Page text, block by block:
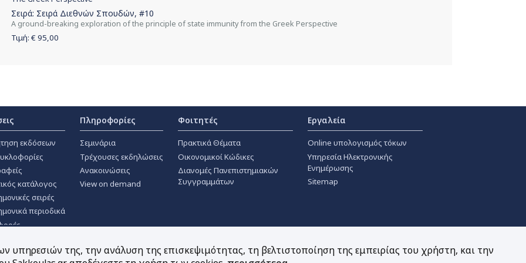
Σειρά: Σειρά Διεθνών Σπουδών, #10
Α ground-breaking exploration of the principle of state immunity from the Greek Perspective
Τιμή: € 95,00
εκδόσεων
κατάλογος
σειρές
περιοδικά
Πληροφορίες
Σεμινάρια
Τρέχουσες εκδηλώσεις
Ανακοινώσεις
View on demand
Φοιτητές
Πρακτικά Θέματα
Οικονομικοί Κώδικες
Διανομές Πανεπιστημιακών
Συγγραμμάτων
Εργαλεία
Online υπολογισμός τόκων
Υπηρεσία Ηλεκτρονικής
Ενημέρωσης
Sitemap
υπηρεσιών της, την ανάλυση της επισκεψιμότητας, τη βελτιστοποίηση της εμπειρίας του χρήστη, και την